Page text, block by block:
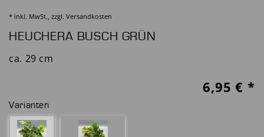
* inkl. MwSt., zzgl. Versandkosten
HEUCHERA BUSCH GRÜN
ca. 29 cm
6,95 € *
Varianten